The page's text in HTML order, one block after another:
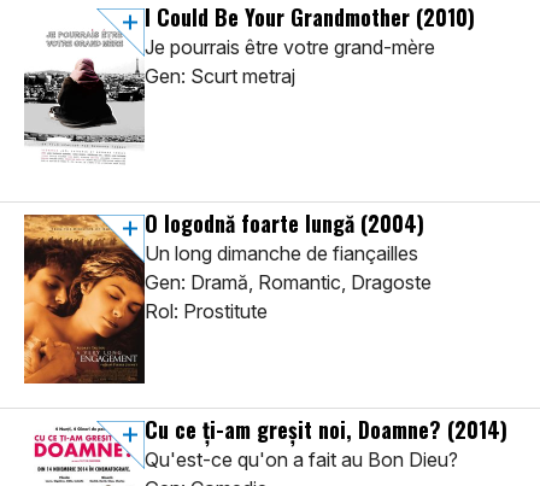
I Could Be Your Grandmother (2010)
Je pourrais être votre grand-mère
Gen: Scurt metraj
O logodnă foarte lungă (2004)
Un long dimanche de fiançailles
Gen: Dramă, Romantic, Dragoste
Rol: Prostitute
Cu ce ți-am greșit noi, Doamne? (2014)
Qu'est-ce qu'on a fait au Bon Dieu?